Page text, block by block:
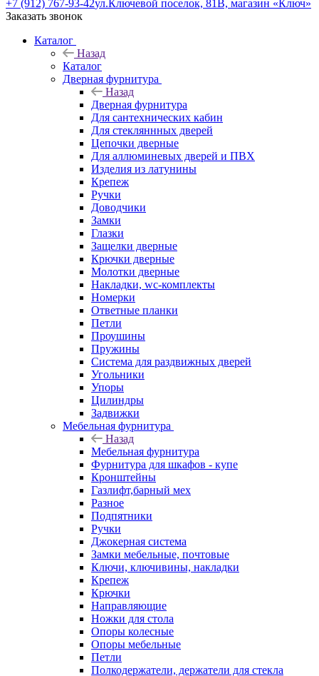
+7 (912) 767-93-42ул.Ключевой поселок, 81В, магазин «Ключ»
Заказать звонок
Каталог
Назад
Каталог
Дверная фурнитура
Назад
Дверная фурнитура
Для сантехнических кабин
Для стекляннных дверей
Цепочки дверные
Для аллюминевых дверей и ПВХ
Изделия из латунины
Крепеж
Ручки
Доводчики
Замки
Глазки
Защелки дверные
Крючки дверные
Молотки дверные
Накладки, wc-комплекты
Номерки
Ответные планки
Петли
Проушины
Пружины
Система для раздвижных дверей
Угольники
Упоры
Цилиндры
Задвижки
Мебельная фурнитура
Назад
Мебельная фурнитура
Фурнитура для шкафов - купе
Кронштейны
Газлифт,барный мех
Разное
Подпятники
Ручки
Джокерная система
Замки мебельные, почтовые
Ключи, ключивины, накладки
Крепеж
Крючки
Направляющие
Ножки для стола
Опоры колесные
Опоры мебельные
Петли
Полкодержатели, держатели для стекла